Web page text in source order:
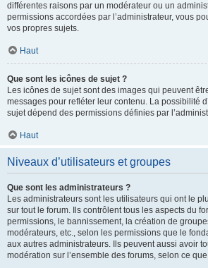
différentes raisons par un modérateur ou un
permissions accordées par l’administrateur, vous
vos propres sujets.
Haut
Que sont les icônes de sujet ?
Les icônes de sujet sont des images qui peuvent
messages pour refléter leur contenu. La possibilité
sujet dépend des permissions définies par
Haut
Niveaux d’utilisateurs et groupes
Que sont les administrateurs ?
Les administrateurs sont les utilisateurs qui ont le
sur tout le forum. Ils contrôlent tous les aspects du
permissions, le bannissement, la création de
modérateurs, etc., selon les permissions que le
aux autres administrateurs. Ils peuvent aussi avoir
modération sur l’ensemble des forums, selon ce